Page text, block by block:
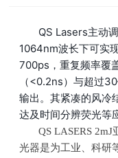
QS Lasers主动
1064nm波长下可实
700ps，重复频率覆
（<0.2ns）与超过
输出。其紧凑的风冷
达及时间分辨荧光等
QS LASERS
光器是为工业、科研